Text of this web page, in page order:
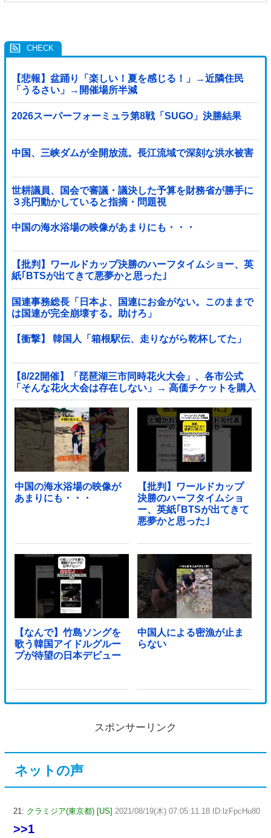
【悲報】盆踊り「楽しい！夏を感じる！」→近隣住民
「うるさい」→開催場所半減
2026スーパーフォーミュラ第8戦「SUGO」決勝結果
中国、三峡ダムが全開放流。長江流域で深刻な洪水被害
世耕議員、国会で審議・議決した予算を財務省が勝手に
３兆円動かしていると指摘・問題視
中国の海水浴場の映像があまりにも・・・
【批判】ワールドカップ決勝のハーフタイムショー、英
紙｢BTSが出てきて悪夢かと思った｣
国連事務総長「日本よ、国連にお金がない。このままで
は国連が完全崩壊する。助けろ」
【衝撃】 韓国人「箱根駅伝、走りながら乾杯してた」
【8/22開催】「琵琶湖三市同時花火大会」、各市公式
「そんな花火大会は存在しない」→ 高価チケットを購入
した人達がSNS阿鼻叫喚他
中国の海水浴場の映像が
あまりにも・・・
【批判】ワールドカップ
決勝のハーフタイムショ
ー、英紙｢BTSが出てきて
悪夢かと思った｣
【なんで】竹島ソングを
歌う韓国アイドルグルー
プが待望の日本デビュー
中国人による密漁が止ま
らない
スポンサーリンク
ネットの声
21: クラミジア(東京都) [US] 2021/08/19(木) 07:05:11.18 ID:lzFpcHu80
>>1